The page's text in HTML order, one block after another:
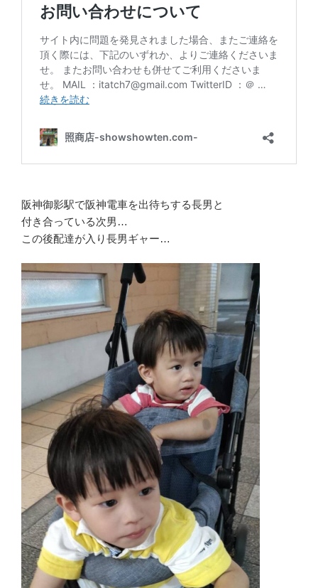
阪神御影駅で阪神電車を出待ちする長男と
付き合っている次男…
この後配達が入り長男ギャー…